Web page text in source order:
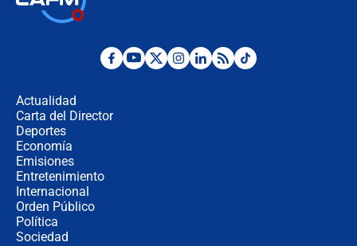
Desde dermatitis hasta infecciones:
Actualidad
Carta del Director
Deportes
Economía
Emisiones
Entretenimiento
Internacional
Orden Público
Política
Sociedad